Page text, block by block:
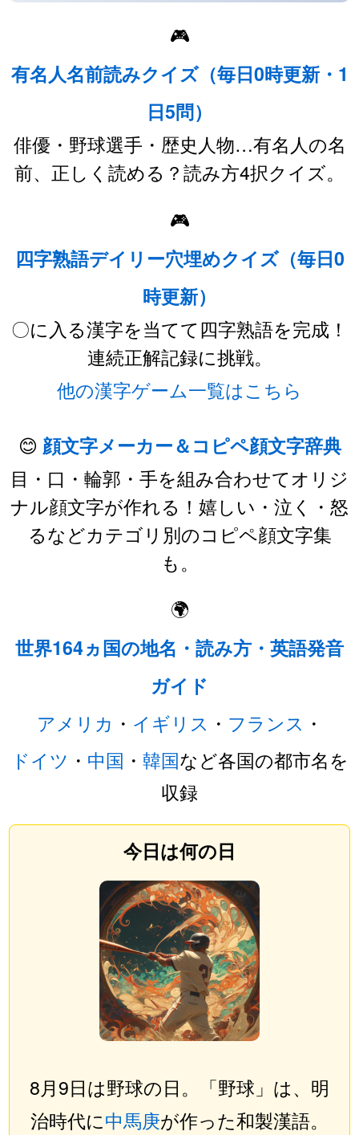
🎮
有名人名前読みクイズ（毎日0時更新・1
日5問）
俳優・野球選手・歴史人物…有名人の名
前、正しく読める？読み方4択クイズ。
🎮
四字熟語デイリー穴埋めクイズ（毎日0
時更新）
〇に入る漢字を当てて四字熟語を完成！
連続正解記録に挑戦。
他の漢字ゲーム一覧はこちら
😊 顔文字メーカー＆コピペ顔文字辞典
目・口・輪郭・手を組み合わせてオリジ
ナル顔文字が作れる！嬉しい・泣く・怒
るなどカテゴリ別のコピペ顔文字集
も。
🌍
世界164ヵ国の地名・読み方・英語発音
ガイド
アメリカ ・ イギリス ・ フランス ・
ドイツ ・ 中国 ・ 韓国など各国の都市名を
収録
今日は何の日
8月9日は野球の日。「野球」は、明
治時代に中馬庚が作った和製漢語。